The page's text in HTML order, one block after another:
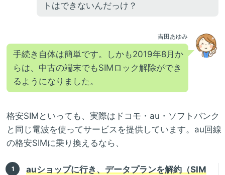
トはできないんだっけ？
吉田あゆみ
手続き自体は簡単です。しかも2019年8月か
らは、中古の端末でもSIMロック解除ができ
るようになりました。
格安SIMといっても、実際はドコモ・au・ソフトバンク
と同じ電波を使ってサービスを提供しています。au回線
の格安SIMに乗り換えるなら、
auショップに行き、データプランを解約（SIM